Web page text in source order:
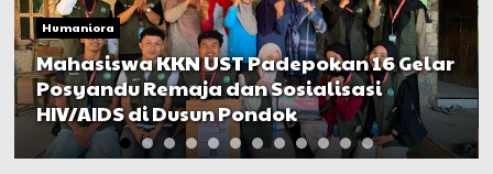
Humaniora
Mahasiswa KKN UST Padepokan 16 Gelar
Posyandu Remaja dan Sosialisasi
HIV/AIDS di Dusun Pondok